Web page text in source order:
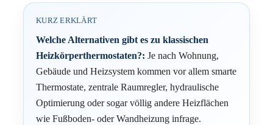
KURZ ERKLÄRT
Welche Alternativen gibt es zu klassischen
Heizkörperthermostaten?: Je nach Wohnung,
Gebäude und Heizsystem kommen vor allem smarte
Thermostate, zentrale Raumregler, hydraulische
Optimierung oder sogar völlig andere Heizflächen
wie Fußboden- oder Wandheizung infrage.